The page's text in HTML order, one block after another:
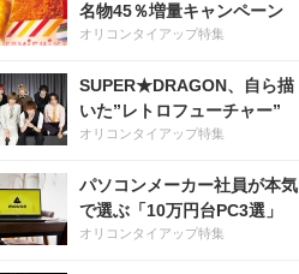
名物45％増量キャンペーン
オリコンタイアップ特集
SUPER★DRAGON、自ら描
いた”レトロフューチャー”
オリコンタイアップ特集
パソコンメーカー社員が本気
で選ぶ「10万円台PC3選」
オリコンタイアップ特集